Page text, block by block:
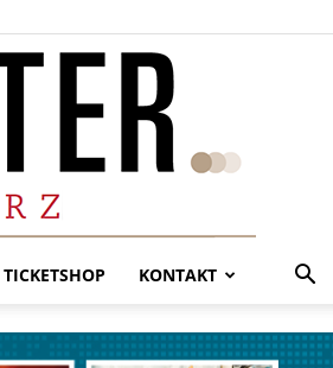
TICKETSHOP KONTAKT